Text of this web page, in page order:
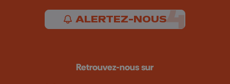
ALERTEZ-NOUS
Retrouvez-nous sur